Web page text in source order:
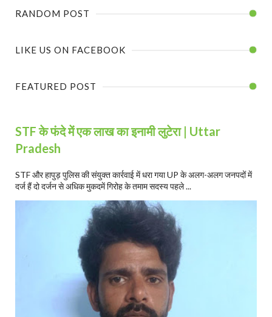
RANDOM POST
LIKE US ON FACEBOOK
FEATURED POST
STF के फंदे में एक लाख का इनामी लुटेरा | Uttar
Pradesh
STF और हापुड़ पुलिस की संयुक्त कार्रवाई में धरा गया UP के अलग-अलग जनपदों में
दर्ज हैं दो दर्जन से अधिक मुकदमें गिरोह के तमाम सदस्य पहले ...